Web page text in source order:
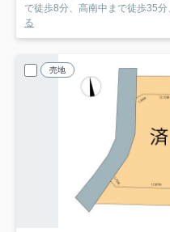
で徒歩8分、高南中まで徒歩35分
る
売地